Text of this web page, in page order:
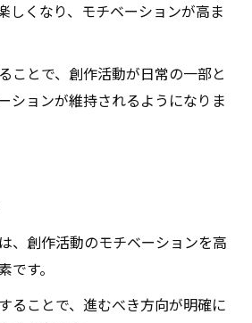
しくなり、モチベーションが高ま
ことで、創作活動が日常の一部と
ションが維持されるようになりま
、創作活動のモチベーションを高
す。
ることで、進むべき方向が明確に